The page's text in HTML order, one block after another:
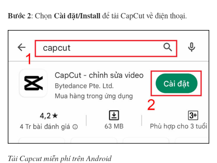
Bước 2: ChọnCài đặt/Installđể tải CapCut về điện thoại.
Tải Capcut miễn phí trên Android